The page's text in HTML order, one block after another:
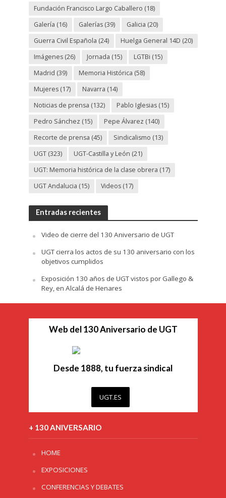
Fundación Francisco Largo Caballero (18)
Galería (16) Galerías(39) Galicia (20)
Guerra Civil Española (24) Huelga General 14D (20)
Imágenes(26) Jornada (15) LGTBi (15)
Madrid (39) Memoria Histórica (58)
Mujeres(17) Navarra (14)
Noticias de prensa (132) Pablo Iglesias(15)
Pedro Sánchez (15) Pepe Álvarez (140)
Recorte de prensa (45) Sindicalismo (13)
UGT(323) UGT-Castilla y León (21)
UGT: Memoria histórica de la clase obrera (17)
UGT Andalucia (15) Videos(17)
Entradas recientes
Video de cierre del 130 Aniversario de UGT
UGT cierra los actos de su 130 aniversario con los
objetivos cumplidos
Exposición 130 años de UGT vistos por Gallego &
Rey, en Alcalá de Henares
Web del 130 Aniversario de UGT
Desde 1888, tu fuerza sindical
UGT.ES
+ 130 ANIVERSARIO
HOME
EXPOSICIONES
CONFERENCIAS Y DEBATES